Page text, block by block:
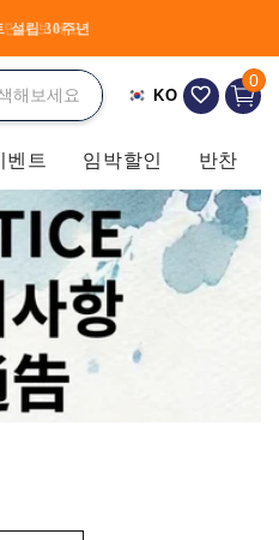
설립 30주년
나 보세요
KO
바
구
0
0개 품
벤트 임박할인 반찬